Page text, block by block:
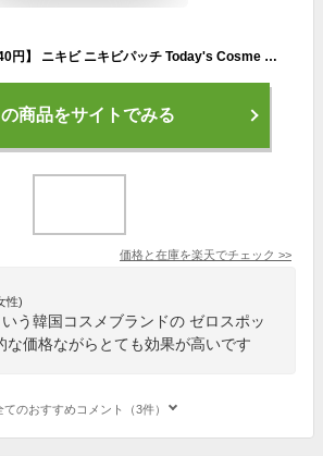
【ゆうパケット送料240円】 ニキビ ニキビパッチ Today's Cosme トゥデイズコスメ ゼロスポットパッチ ビッグ 6パッチ ニキビ跡 にきび跡 CICA シカ ツボクサエキス 韓国 おすすめ 人気
商品をサイトでみる
価格と在庫を楽天でチェック >>
性)
う韓国コスメブランドの ゼロスポッ
な価格ながらとても効果が高いです
てのおすすめコメント（3件）